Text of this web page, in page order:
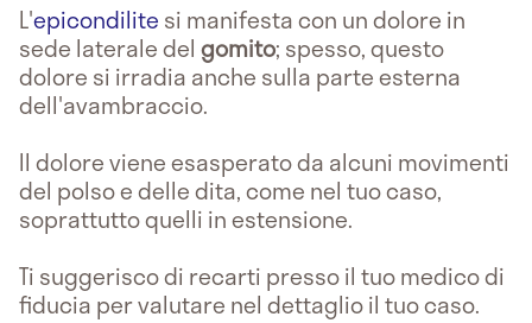
L'epicondilite si manifesta con un dolore in
sede laterale del gomito; spesso, questo
dolore si irradia anche sulla parte esterna
dell'avambraccio.
Il dolore viene esasperato da alcuni movimenti
del polso e delle dita, come nel tuo caso,
soprattutto quelli in estensione.
Ti suggerisco di recarti presso il tuo medico di
fiducia per valutare nel dettaglio il tuo caso.